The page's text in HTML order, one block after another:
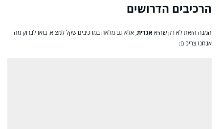
הרכיבים הדרושים
המנה הזאת לא רק שהיא אגדית, אלא גם מלאה במרכיבים שקל למצוא. בואו לבדוק מה
אנחנו צריכים: